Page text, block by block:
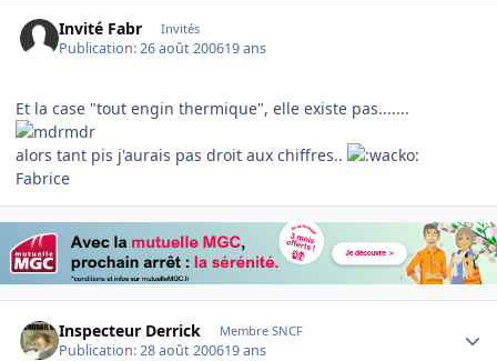
Invité Fabr Invités
Publication:26 août 200619 ans
Et la case "tout engin thermique", elle existe pas.......
alors tant pis j'aurais pas droit aux chiffres..
Fabrice
Inspecteur Derrick Membre SNCF
Publication:28 août 200619 ans